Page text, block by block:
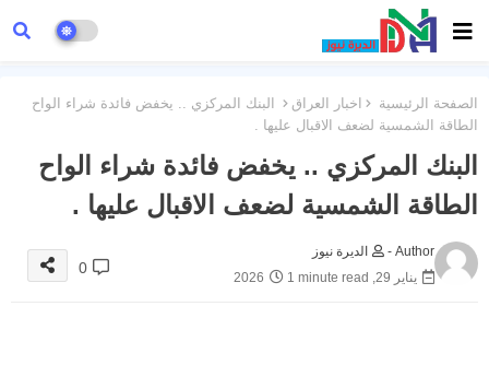
الصفحة الرئيسية اخبار العراق
البنك المركزي .. يخفض فائدة شراء الواح
الطاقة الشمسية لضعف الاقبال عليها .
البنك المركزي .. يخفض فائدة شراء الواح
الطاقة الشمسية لضعف الاقبال عليها .
Author -
الديرة نيوز
يناير 29, 2026
1 minute read
0